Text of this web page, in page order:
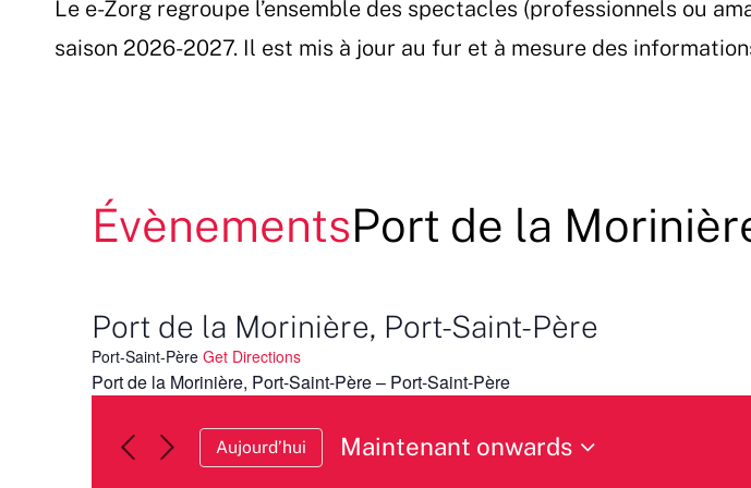
Le e-Zorg regroupe l’ensemble des spectacles (professionnels ou
saison 2026-2027. Il est mis à jour au fur et à mesure des
ÉvènementsPort de la
Port de la Morinière, Port-Saint-Père
Port-Saint-Père Get Directions
Port de la Morinière, Port-Saint-Père – Port-Saint-Père
Aujourd’hui
Maintenant onwards